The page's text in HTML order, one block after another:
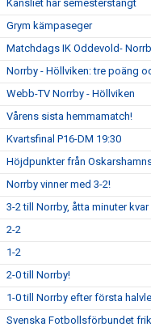
Kansliet har semesterstängt
Grym kämpaseger
Matchdags IK Oddevold-
Norrby - Höllviken: tre poäng
Webb-TV Norrby - Höllviken
Vårens sista hemmamatch!
Kvartsfinal P16-DM 19:30
Höjdpunkter från
Norrby vinner med 3-2!
3-2 till Norrby, åtta minuter kvar
2-2
1-2
2-0 till Norrby!
1-0 till Norrby efter första
Svenska Fotbollsförbundet